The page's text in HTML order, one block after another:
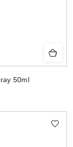
50ml